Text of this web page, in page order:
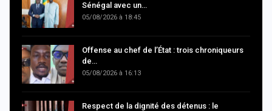
Sénégal avec un…
05/08/2026 à 18:45
Offense au chef de l’État : trois chroniqueurs
de…
05/08/2026 à 16:13
Respect de la dignité des détenus : le